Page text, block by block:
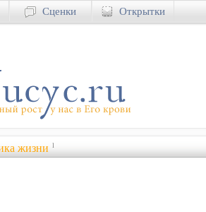
жизни 1
Сценки Открытки